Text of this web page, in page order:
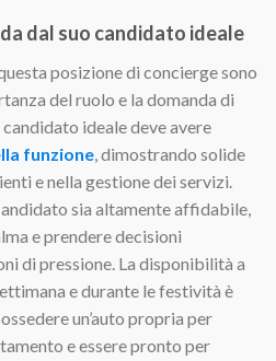
dal suo candidato ideale
posizione di concierge sono
del ruolo e la domanda di
ideale deve avere
funzione, dimostrando solide
e nella gestione dei servizi.
sia altamente affidabile,
e prendere decisioni
di pressione. La disponibilità a
e durante le festività è
un’auto propria per
e essere pronto per